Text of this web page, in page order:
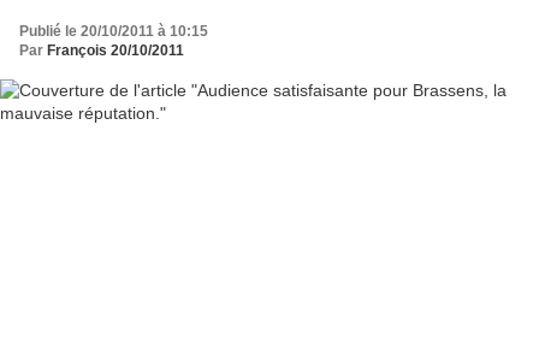
Publié le 20/10/2011 à 10:15
Par François 20/10/2011